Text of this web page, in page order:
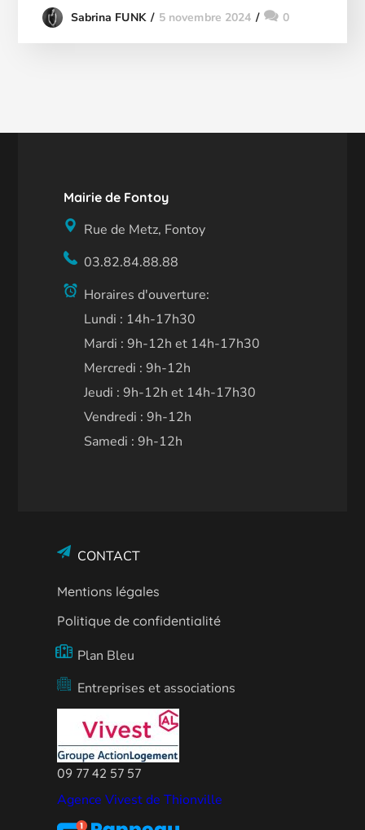
Sabrina FUNK 5 novembre 2024 0
Mairie de Fontoy
Rue de Metz, Fontoy
03.82.84.88.88
Horaires d'ouverture:
Lundi : 14h-17h30
Mardi : 9h-12h et 14h-17h30
Mercredi : 9h-12h
Jeudi : 9h-12h et 14h-17h30
Vendredi : 9h-12h
Samedi : 9h-12h
CONTACT
Mentions légales
Politique de confidentialité
Plan Bleu
Entreprises et associations
09 77 42 57 57
Agence Vivest de Thionville